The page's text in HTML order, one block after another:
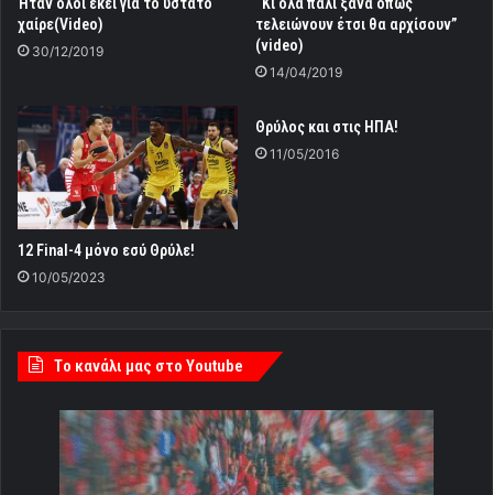
χαίρε(Video)
30/12/2019
τελειώνουν έτσι θα αρχίσουν”
(video)
14/04/2019
12 Final-4 μόνο εσύ Θρύλε!
10/05/2023
Θρύλος και στις ΗΠΑ!
11/05/2016
Tο κανάλι μας στο Youtube